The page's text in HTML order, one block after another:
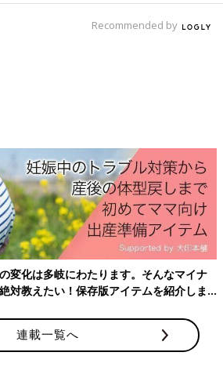
るけど、そのあとは動けないし、話もで
後期にはよくなりました。しかし今度
担に。妊娠30週あたりからはおなかが重
されて呼吸することも大変でした。だか
ていましたね！ちなみに体重は妊娠前
週0日で114cmまで到達しました。
ゃんならではですね。胎動もすごそ
の場合、子どもたちが縦に3人入って
ん下にいた長女は夜中に私の膀胱（ぼう
れまたいい感じに胃のあたりを蹴ってく
悪くなっていました（苦笑）。
Recommended by
変化は多岐にわたります。そんなマイナ
対教えたい！保存版アイテムを紹介しま
連載一覧へ